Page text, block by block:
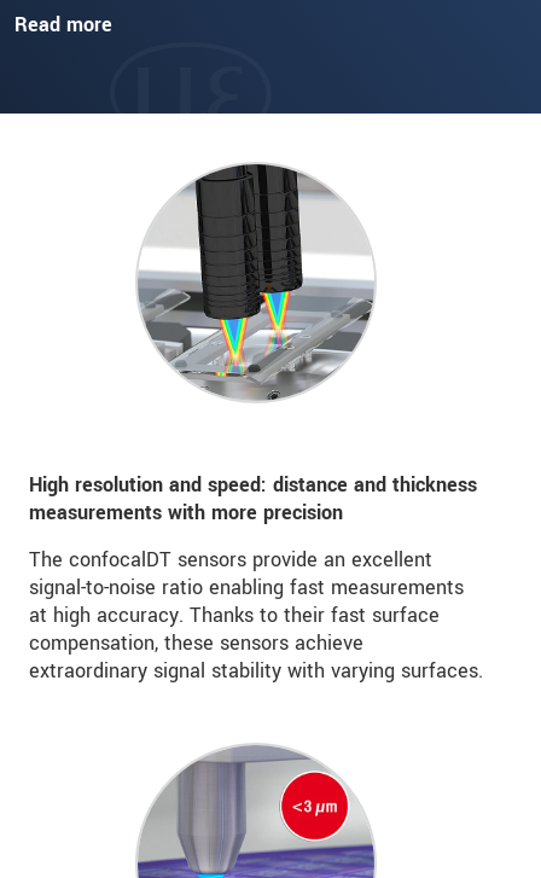
Read more
High resolution and speed: distance and thickness
measurements with more precision
The confocalDT sensors provide an excellent
signal-to-noise ratio enabling fast measurements
at high accuracy. Thanks to their fast surface
compensation, these sensors achieve
extraordinary signal stability with varying surfaces.